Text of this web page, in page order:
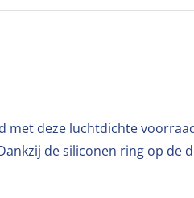
met deze luchtdichte
de siliconen ring op de